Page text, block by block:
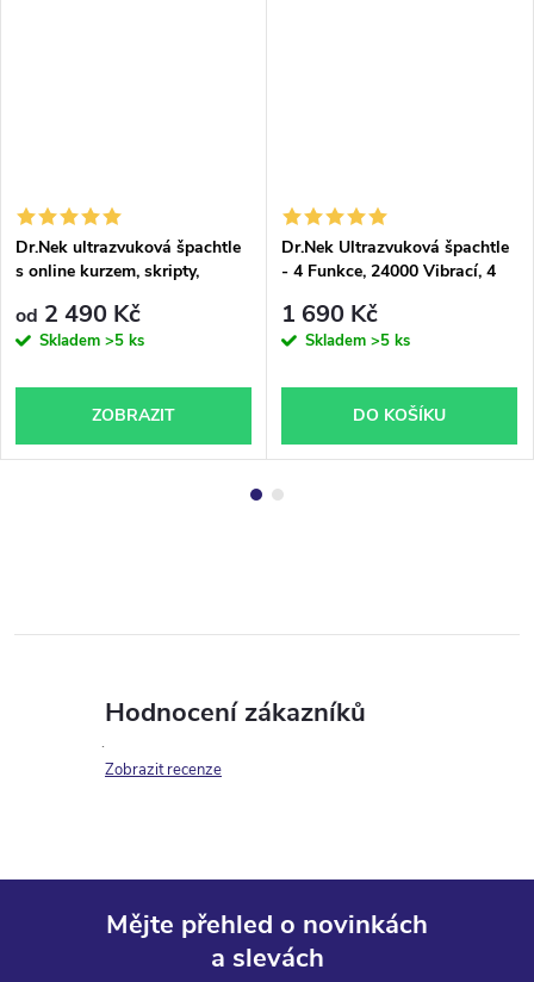
Dr.Nek ultrazvuková špachtle
s online kurzem, skripty,
od 2 490 Kč
Skladem >5 ks
ZOBRAZIT
Dr.Nek Ultrazvuková špachtle
- 4 Funkce, 24000 Vibrací, 4
1 690 Kč
Skladem >5 ks
DO KOŠÍKU
Hodnocení zákazníků
Zobrazit recenze
Mějte přehled o novinkách
a slevách